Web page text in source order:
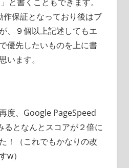
作保証となっており後はブ
、９個以上記述してもエ
優先したいものを上に書
います。
度、Google PageSpeed
となんとスコアが２倍に
！（これでもかなりの改
w）